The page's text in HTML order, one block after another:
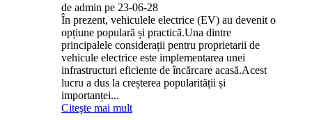
de admin pe 23-06-28
În prezent, vehiculele electrice (EV) au devenit o
opțiune populară și practică.Una dintre
principalele considerații pentru proprietarii de
vehicule electrice este implementarea unei
infrastructuri eficiente de încărcare acasă.Acest
lucru a dus la creșterea popularității și
importanței...
Citeşte mai mult